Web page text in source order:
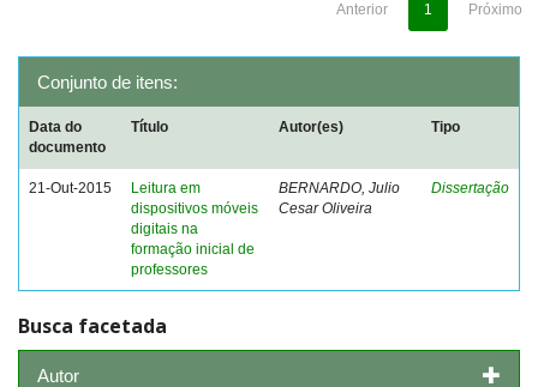
Anterior 1 Próximo
Conjunto de itens:
Data do
documento
Título Autor(es) Tipo
21-Out-2015
Leitura em
dispositivos móveis
digitais na
formação inicial de
professores
BERNARDO, Julio
Cesar Oliveira
Dissertação
Busca facetada
Autor